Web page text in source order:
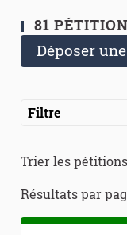
81
Déposer
Filtre
Trier les
Résultats par